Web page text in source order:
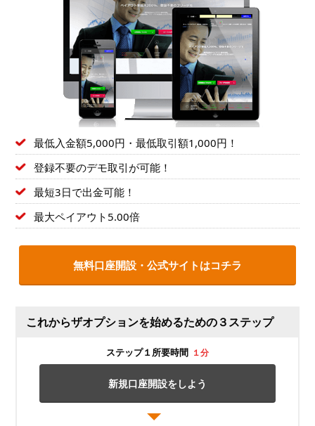
最低入金額5,000円・最低取引額1,000円！
登録不要のデモ取引が可能！
最短3日で出金可能！
最大ペイアウト5.00倍
無料口座開設・公式サイトはコチラ
これからザオプションを始めるための３ステップ
ステップ１所要時間 １分
新規口座開設をしよう